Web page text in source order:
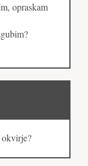
opraskam